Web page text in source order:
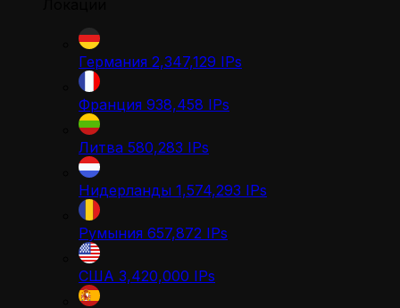
Германия 2,347,129 IPs
Франция 938,458 IPs
Литва 580,283 IPs
Нидерланды 1,574,293 IPs
Румыния 657,872 IPs
США 3,420,000 IPs